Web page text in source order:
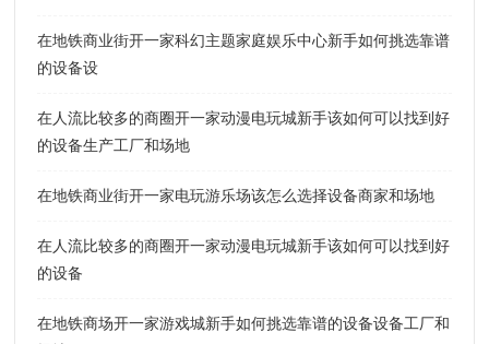
在地铁商业街开一家科幻主题家庭娱乐中心新手如何挑选靠谱
的设备设
在人流比较多的商圈开一家动漫电玩城新手该如何可以找到好
的设备生产工厂和场地
在地铁商业街开一家电玩游乐场该怎么选择设备商家和场地
在人流比较多的商圈开一家动漫电玩城新手该如何可以找到好
的设备
在地铁商场开一家游戏城新手如何挑选靠谱的设备设备工厂和